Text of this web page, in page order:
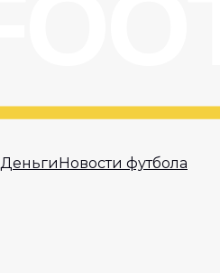
ДеньгиНовости футбола